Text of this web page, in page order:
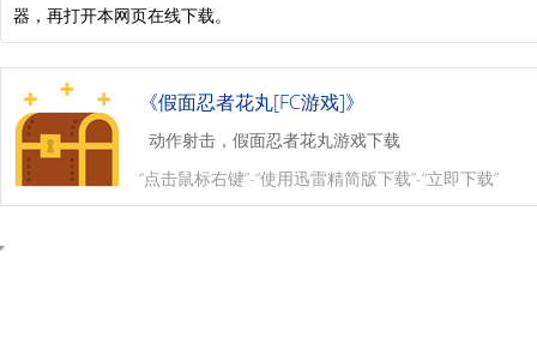
器，再打开本网页在线下载。
《假面忍者花丸[FC游戏]》
动作射击，假面忍者花丸游戏下载
“点击鼠标右键”-“使用迅雷精简版下载”-“立即下载”